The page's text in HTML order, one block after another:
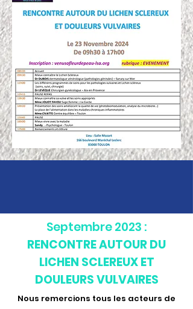
Septembre 2023 :
RENCONTRE AUTOUR DU
LICHEN SCLEREUX ET
DOULEURS VULVAIRES
Nous remercions tous les acteurs de